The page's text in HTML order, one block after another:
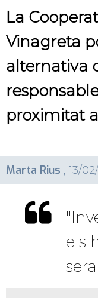
La
Vinagreta
alternativa
proximitat
Marta Rius , 13/
els